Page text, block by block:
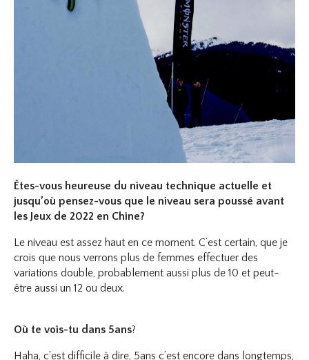
Êtes-vous heureuse du niveau technique actuelle et
jusqu’où pensez-vous que le niveau sera poussé avant
les Jeux de 2022 en Chine?
Le niveau est assez haut en ce moment. C’est certain, que je
crois que nous verrons plus de femmes effectuer des
variations double, probablement aussi plus de 10 et peut-
être aussi un 12 ou deux.
Où te vois-tu dans 5ans?
Haha, c’est difficile à dire, 5ans c’est encore dans longtemps,